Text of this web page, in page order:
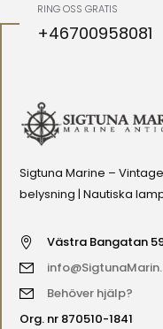
RING OSS GRATIS
+46700958081
Sigtuna Marine –
belysning | Nautiska
Västra Bangatan
Behöver hjälp?
Org. nr 870510-1841